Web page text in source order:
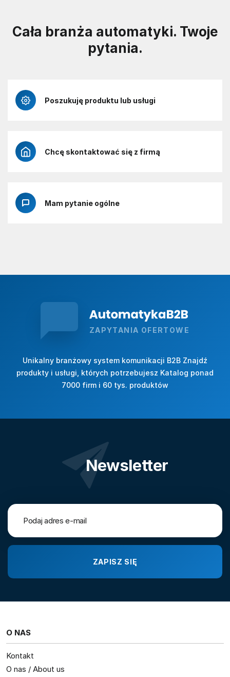
Cała branża automatyki. Twoje
pytania.
Poszukuję produktu lub usługi
Chcę skontaktować się z firmą
Mam pytanie ogólne
ZAPYTANIA OFERTOWE
Unikalny branżowy system komunikacji B2B Znajdź
produkty i usługi, których potrzebujesz Katalog ponad
7000 firm i 60 tys. produktów
Newsletter
O NAS
Kontakt
O nas / About us